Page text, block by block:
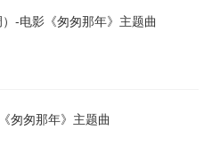
-电影《匆匆那年》主题曲
匆匆那年》主题曲